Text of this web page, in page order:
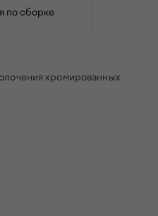
по сборке
хромированных